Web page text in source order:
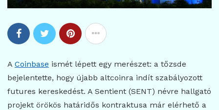
A Coinbase ismét lépett egy merészet: a tőzsde
bejelentette, hogy újabb altcoinra indít szabályozott
futures kereskedést. A Sentient (SENT) névre hallgató
projekt örökös határidős kontraktusa már elérhető a